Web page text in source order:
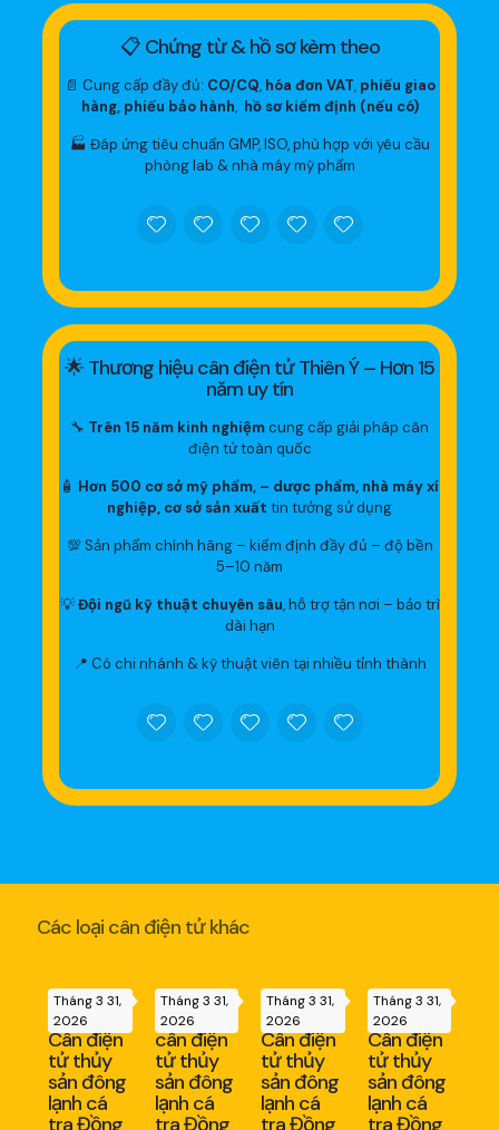
📋 Chứng từ & hồ sơ kèm theo
📄 Cung cấp đầy đủ: CO/CQ, hóa đơn VAT, phiếu giao
hàng, phiếu bảo hành, hồ sơ kiểm định (nếu có)
🏭 Đáp ứng tiêu chuẩn GMP, ISO, phù hợp với yêu cầu
phòng lab & nhà máy mỹ phẩm
🌟 Thương hiệu cân điện tử Thiên Ý – Hơn 15
năm uy tín
🔧 Trên 15 năm kinh nghiệmcung cấp giải pháp cân
điện tử toàn quốc
🧴 Hơn 500 cơ sở mỹ phẩm, – dược phẩm, nhà máy xí
nghiệp, cơ sở sản xuất tin tưởng sử dụng
💯 Sản phẩm chính hãng – kiểm định đầy đủ – độ bền
5–10 năm
💡Đội ngũ kỹ thuật chuyên sâu, hỗ trợ tận nơi – bảo trì
dài hạn
📍 Có chi nhánh & kỹ thuật viên tại nhiều tỉnh thành
Các loại cân điện tử khác
Tháng 3 31,
2026
Cân điện
tử thủy
sản đông
lạnh cá
Tháng 3 31,
2026
cân điện
tử thủy
sản đông
lạnh cá
Tháng 3 31,
2026
Cân điện
tử thủy
sản đông
lạnh cá
Tháng 3 31,
2026
Cân điện
tử thủy
sản đông
lạnh cá